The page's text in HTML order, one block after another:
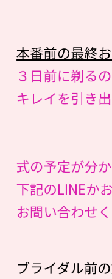
本番前の最終
３日前に剃る
キレイを引き
式の予定が分
下記のLINEか
お問い合わせ
ブライダル前